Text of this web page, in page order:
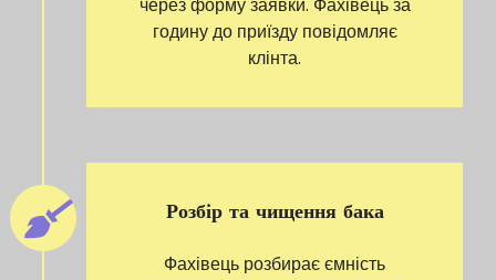
годину до приїзду повідомляє
клінта.
Розбір та чищення бака
Фахівець розбирає ємність